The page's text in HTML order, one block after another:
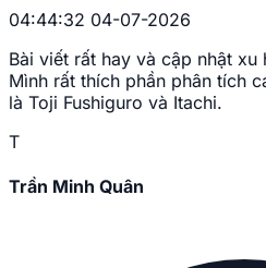
04:44:32 04-07-2026
Bài viết rất hay và cập nhật
Mình rất thích phần phân tích
là Toji Fushiguro và Itachi.
T
Trần Minh Quân